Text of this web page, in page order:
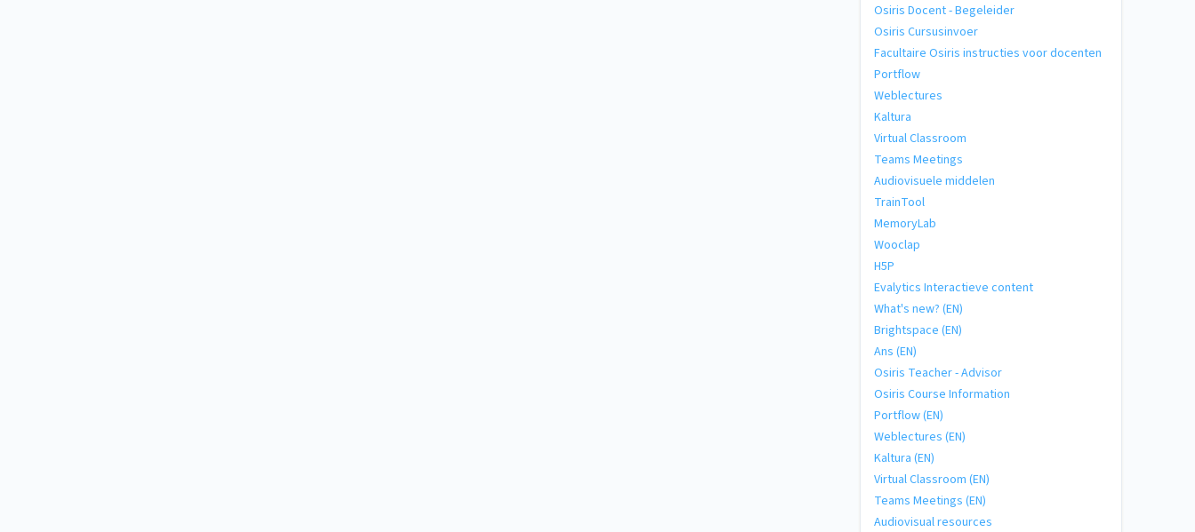
Osiris Docent - Begeleider
Osiris Cursusinvoer
Facultaire Osiris instructies voor docenten
Portflow
Weblectures
Kaltura
Virtual Classroom
Teams Meetings
Audiovisuele middelen
TrainTool
MemoryLab
Wooclap
H5P
Evalytics Interactieve content
What's new? (EN)
Brightspace (EN)
Ans (EN)
Osiris Teacher - Advisor
Osiris Course Information
Portflow (EN)
Weblectures (EN)
Kaltura (EN)
Virtual Classroom (EN)
Teams Meetings (EN)
Audiovisual resources